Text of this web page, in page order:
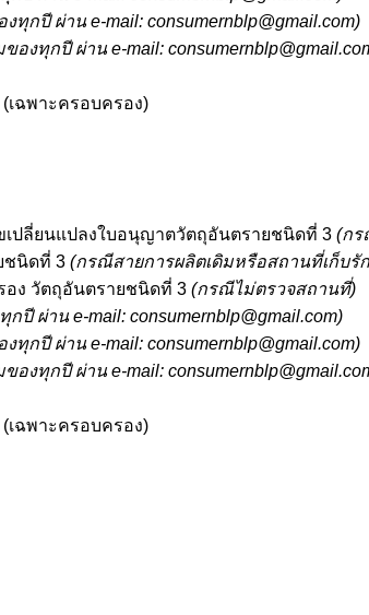
ทุกปี ผ่าน e-mail: consumernblp@gmail.com)
องทุกปี ผ่าน e-mail: consumernblp@g
เฉพาะครอบครอง)
เปลี่ยนแปลงใบอนุญาตวัตถุอันตรายชนิดที่ 3 (กร
ชนิดที่ 3 (กรณีสายการผลิตเดิมหรือสถานที่เก็บรั
อง วัตถุอันตรายชนิดที่ 3 (กรณีไม่ตรวจสถานที่)
ปี ผ่าน e-mail: consumernblp@gmail.com)
ทุกปี ผ่าน e-mail: consumernblp@gmail.com)
องทุกปี ผ่าน e-mail: consumernblp@g
เฉพาะครอบครอง)